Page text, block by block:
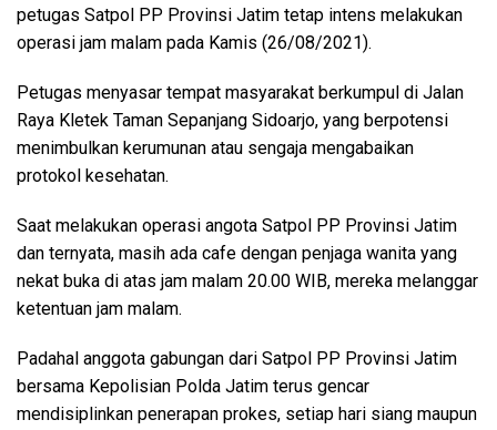
petugas Satpol PP Provinsi Jatim tetap intens melakukan
operasi jam malam pada Kamis (26/08/2021).
Petugas menyasar tempat masyarakat berkumpul di Jalan
Raya Kletek Taman Sepanjang Sidoarjo, yang berpotensi
menimbulkan kerumunan atau sengaja mengabaikan
protokol kesehatan.
Saat melakukan operasi angota Satpol PP Provinsi Jatim
dan ternyata, masih ada cafe dengan penjaga wanita yang
nekat buka di atas jam malam 20.00 WIB, mereka melanggar
ketentuan jam malam.
Padahal anggota gabungan dari Satpol PP Provinsi Jatim
bersama Kepolisian Polda Jatim terus gencar
mendisiplinkan penerapan prokes, setiap hari siang maupun